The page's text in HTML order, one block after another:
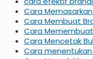
Cara
Cara Membuat
Cara
Cara Mencetak
Cara